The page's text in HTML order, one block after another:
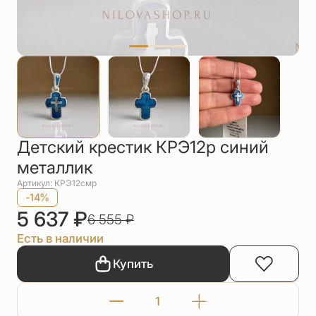
Цепи
Чётки
Шнурки на
Другое
Детский крестик КРЭ12р синий
металлик
Артикул: КРЭ12смр
-14%
5 637 ₽6 555₽
Есть в наличии
Купить
Количество